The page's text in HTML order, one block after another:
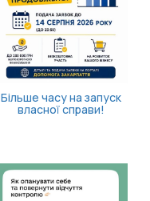
Більше часу на запуск
власної справи!